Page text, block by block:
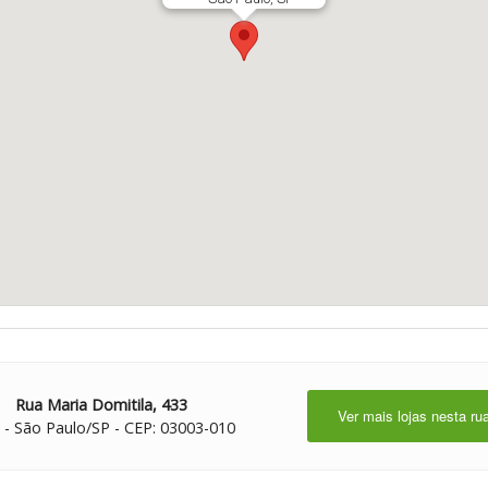
Rua Maria Domitila, 433
São Paulo/SP - CEP: 03003-010
Ver mais lojas nesta